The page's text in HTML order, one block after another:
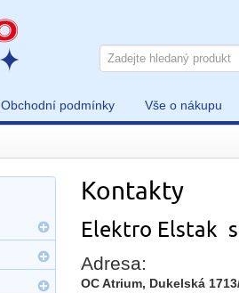
Obchodní podmínky Vše o nákupu
Kontakty
Elektro Elstak
Adresa:
OC Atrium, Dukelská